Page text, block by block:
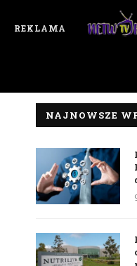
REKLAMA
NAJNOWSZE